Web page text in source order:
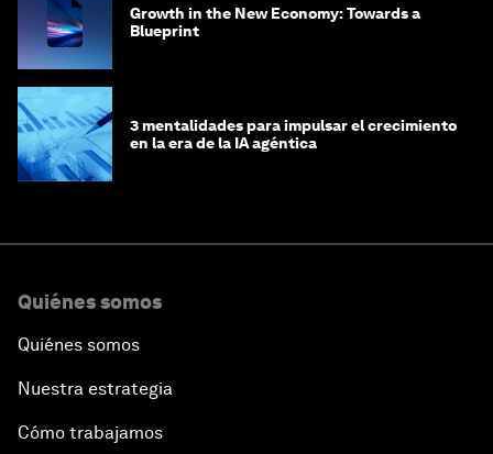
Growth in the New Economy: Towards a
Blueprint
3 mentalidades para impulsar el crecimiento
en la era de la IA agéntica
Quiénes somos
Quiénes somos
Nuestra estrategia
Cómo trabajamos